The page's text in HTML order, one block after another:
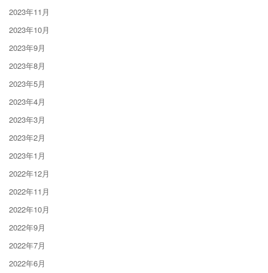
2023年11月
2023年10月
2023年9月
2023年8月
2023年5月
2023年4月
2023年3月
2023年2月
2023年1月
2022年12月
2022年11月
2022年10月
2022年9月
2022年7月
2022年6月